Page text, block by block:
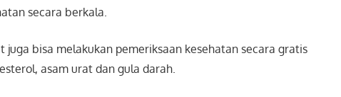
secara berkala.
juga bisa melakukan pemeriksaan kesehatan secara gratis
asam urat dan gula darah.